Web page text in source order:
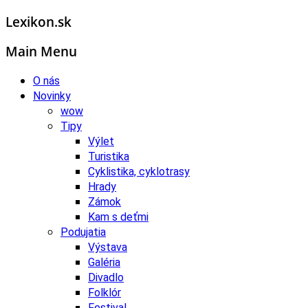
Lexikon.sk
Main Menu
O nás
Novinky
wow
Tipy
Výlet
Turistika
Cyklistika, cyklotrasy
Hrady
Zámok
Kam s deťmi
Podujatia
Výstava
Galéria
Divadlo
Folklór